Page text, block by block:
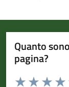
Quanto
pagina?
Valuta da 1 a 5